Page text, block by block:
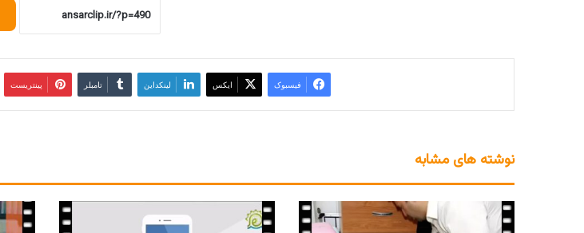
فیسبوک ایکس لینکداین تامبلر پینتریست
نوشته های مشابه